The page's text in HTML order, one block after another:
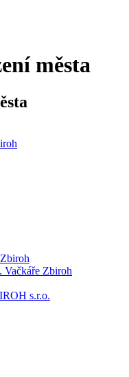
města
Vačkáře Zbiroh
s.r.o.